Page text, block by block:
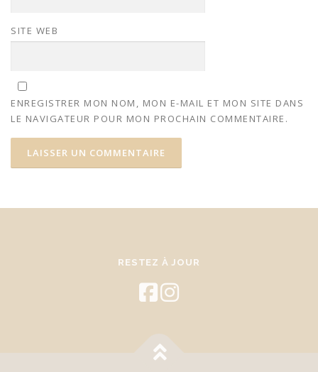
SITE WEB
ENREGISTRER MON NOM, MON E-MAIL ET MON SITE DANS
LE NAVIGATEUR POUR MON PROCHAIN COMMENTAIRE.
RESTEZ À JOUR